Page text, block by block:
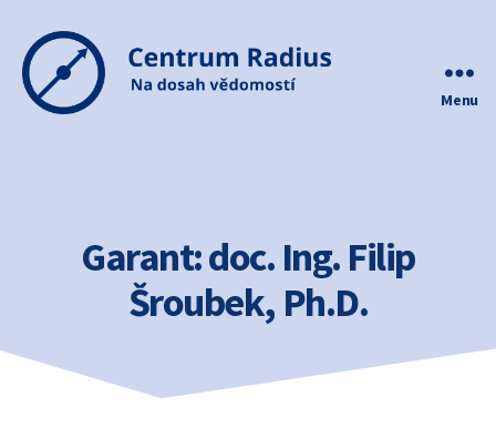
Menu
Garant:doc. Ing. Filip
Šroubek, Ph.D.